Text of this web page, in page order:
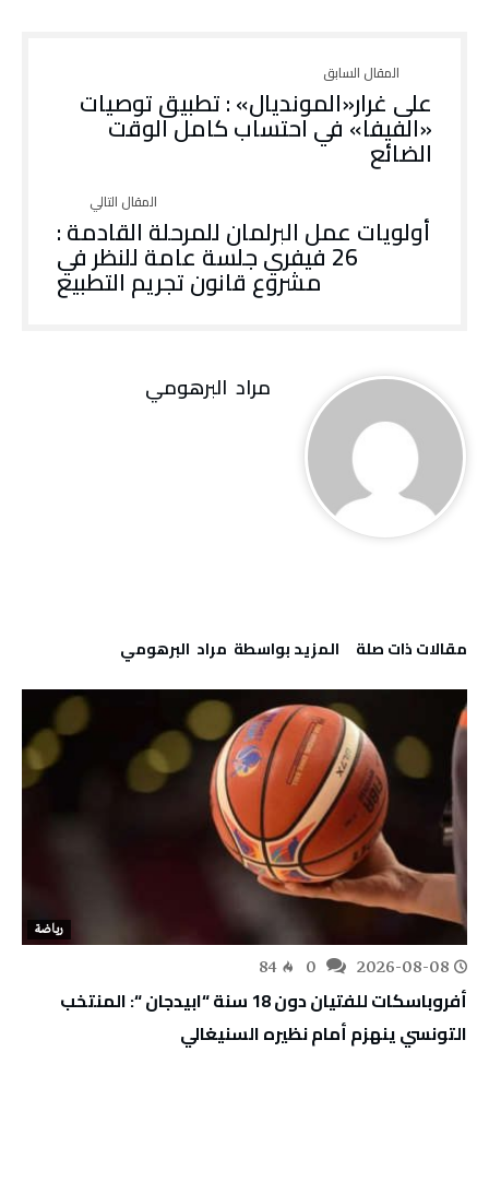
على غرار«المونديال» : تطبيق توصيات
«الفيفا» في احتساب كامل الوقت
الضائع
أولويات عمل البرلمان للمرحلة القادمة :
26 فيفري جلسة عامة للنظر في
مشروع قانون تجريم التطبيع
مراد‭ ‬ البرهومي
‫مقالات ذات صلة‬ ‫‫المزيد بواسطة‬ ‬ مراد‭ ‬ البرهومي
رياضة
2026-08-08
84
أفروباسكات للفتيان دون 18 سنة “ابيدجان “: المنتخب
التونسي ينهزم أمام نظيره السنيغالي